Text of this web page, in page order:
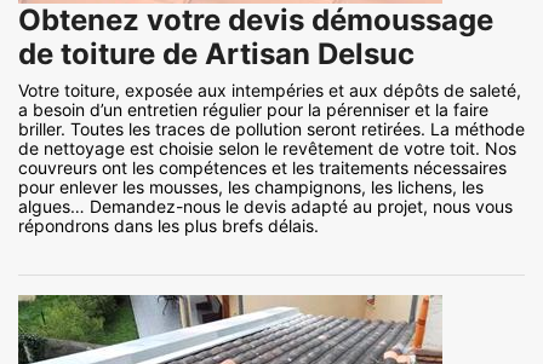
Obtenez votre devis démoussage
de toiture de Artisan Delsuc
Votre toiture, exposée aux intempéries et aux dépôts de saleté,
a besoin d’un entretien régulier pour la pérenniser et la faire
briller. Toutes les traces de pollution seront retirées. La méthode
de nettoyage est choisie selon le revêtement de votre toit. Nos
couvreurs ont les compétences et les traitements nécessaires
pour enlever les mousses, les champignons, les lichens, les
algues… Demandez-nous le devis adapté au projet, nous vous
répondrons dans les plus brefs délais.